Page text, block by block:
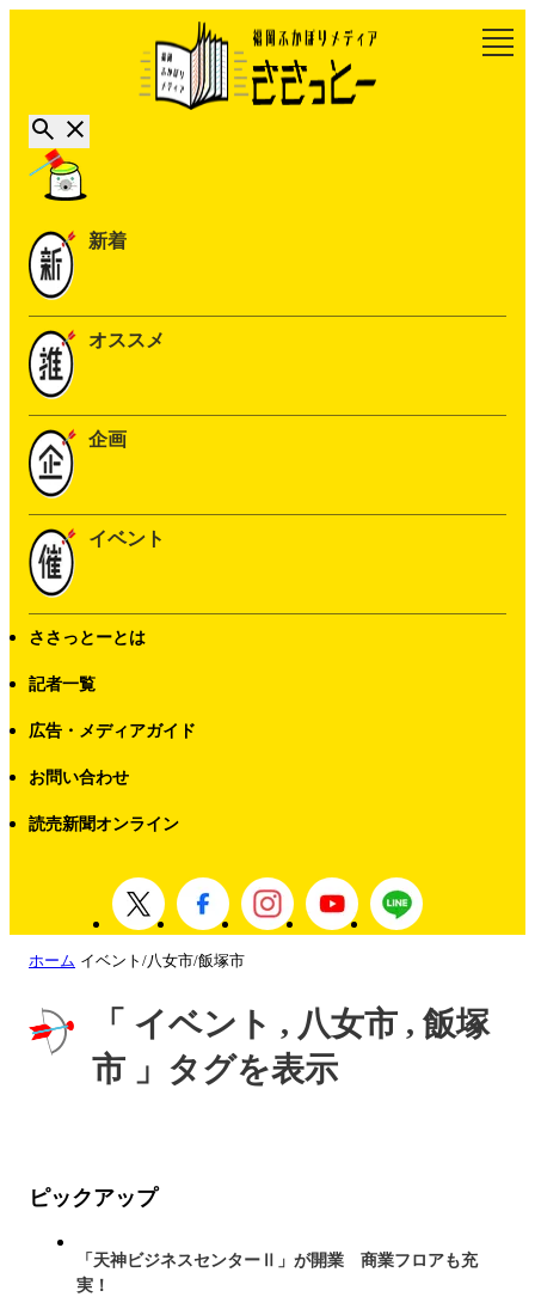
新着
オススメ
企画
イベント
ささっとーとは
記者一覧
広告・メディアガイド
お問い合わせ
読売新聞オンライン
ホーム イベント/八女市/飯塚市
「 イベント , 八女市 , 飯塚
市 」タグを表示
ピックアップ
「天神ビジネスセンターⅡ」が開業 商業フロアも充
実！